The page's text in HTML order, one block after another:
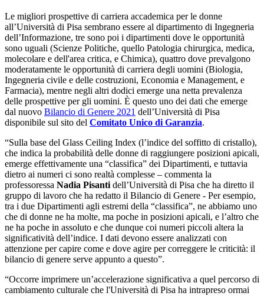
Le migliori prospettive di carriera accademica per le donne
all’Università di Pisa sembrano essere al dipartimento di Ingegneria
dell’Informazione, tre sono poi i dipartimenti dove le opportunità
sono uguali (Scienze Politiche, quello Patologia chirurgica, medica,
molecolare e dell'area critica, e Chimica), quattro dove prevalgono
moderatamente le opportunità di carriera degli uomini (Biologia,
Ingegneria civile e delle costruzioni, Economia e Management, e
Farmacia), mentre negli altri dodici emerge una netta prevalenza
delle prospettive per gli uomini. È questo uno dei dati che emerge
dal nuovo Bilancio di Genere 2021 dell’Università di Pisa
disponibile sul sito del Comitato Unico di Garanzia.
“Sulla base del Glass Ceiling Index (l’indice del soffitto di cristallo),
che indica la probabilità delle donne di raggiungere posizioni apicali,
emerge effettivamente una “classifica” dei Dipartimenti, e tuttavia
dietro ai numeri ci sono realtà complesse – commenta la
professoressa Nadia Pisantidell’Università di Pisa che ha diretto il
gruppo di lavoro che ha redatto il Bilancio di Genere - Per esempio,
tra i due Dipartimenti agli estremi della “classifica”, ne abbiamo uno
che di donne ne ha molte, ma poche in posizioni apicali, e l’altro che
ne ha poche in assoluto e che dunque coi numeri piccoli altera la
significatività dell’indice. I dati devono essere analizzati con
attenzione per capire come e dove agire per correggere le criticità: il
bilancio di genere serve appunto a questo”.
“Occorre imprimere un’accelerazione significativa a quel percorso di
cambiamento culturale che l'Università di Pisa ha intrapreso ormai